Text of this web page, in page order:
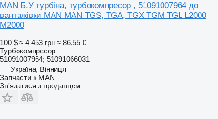
MAN Б.У турбіна, турбокомпресор , 51091007964 до
вантажівки MAN MAN TGS, TGA, TGX TGM TGL L2000
M2000
100 $ ≈ 4 453 грн ≈ 86,55 €
Турбокомпресор
51091007964; 51091066031
Україна, Вінниця
Запчасти к MAN
Зв'язатися з продавцем